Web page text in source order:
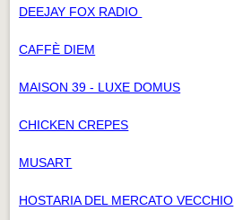
DEEJAY FOX RADIO
CAFFÈ DIEM
MAISON 39 - LUXE DOMUS
CHICKEN CREPES
MUSART
HOSTARIA DEL MERCATO VECCHIO